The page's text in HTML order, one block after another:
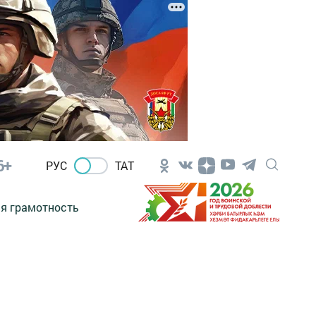
РУС ТАТ
грамотность